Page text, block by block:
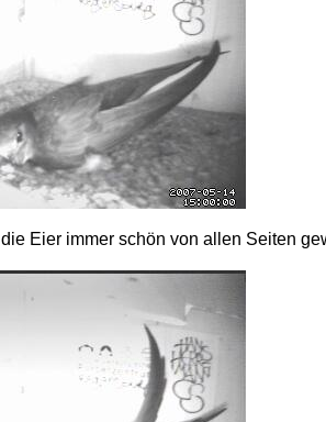
Eier immer schön von allen Seiten